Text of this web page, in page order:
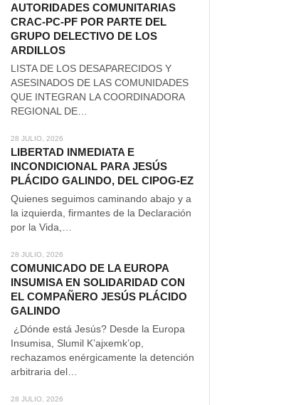
AUTORIDADES COMUNITARIAS
CRAC-PC-PF POR PARTE DEL
GRUPO DELECTIVO DE LOS
ARDILLOS
LISTA DE LOS DESAPARECIDOS Y
ASESINADOS DE LAS COMUNIDADES
QUE INTEGRAN LA COORDINADORA
REGIONAL DE…
28 JULIO, 2026
LIBERTAD INMEDIATA E
INCONDICIONAL PARA JESÚS
PLÁCIDO GALINDO, DEL CIPOG-EZ
Quienes seguimos caminando abajo y a
la izquierda, firmantes de la Declaración
por la Vida,…
28 JULIO, 2026
COMUNICADO DE LA EUROPA
INSUMISA EN SOLIDARIDAD CON
EL COMPAÑERO JESÚS PLÁCIDO
GALINDO
¿Dónde está Jesús? Desde la Europa
Insumisa, Slumil K’ajxemk’op,
rechazamos enérgicamente la detención
arbitraria del…
28 JULIO, 2026